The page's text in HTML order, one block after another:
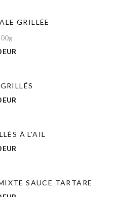
GRILLÉE
EUR
EUR
À L'AIL
EUR
SAUCE TARTARE